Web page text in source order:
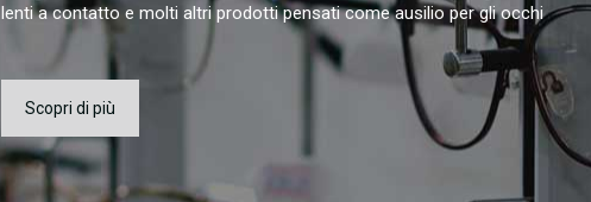
lenti a contatto e molti altri prodotti pensati come ausilio per gli occhi
Scopri di più